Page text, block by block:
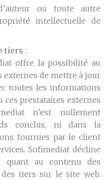
ou toute autre
intellectuelle de
tiers :
offre la possibilité au
externes de mettre à jour
toutes les informations
prestataires externes
n’est nullement
conclus, ni dans la
fournies par le client
Sofimediat décline
quant au contenu des
tiers sur le site web.